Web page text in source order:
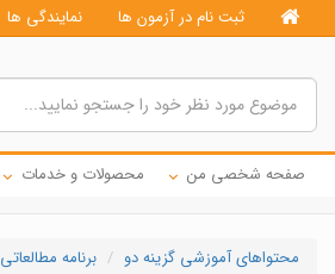
ثبت نام در آزمون ها نمایندگی ها
صفحه شخصی من محصولات و خدمات
محتواهای آموزشی گزینه دو برنامه مطالعاتی